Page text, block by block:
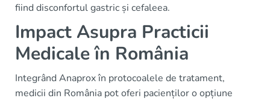
fiind disconfortul gastric și cefaleea.
Impact Asupra Practicii
Medicale în România
Integrând Anaprox în protocoalele de tratament,
medicii din România pot oferi pacienților o opțiune